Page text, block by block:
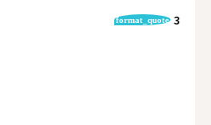
format_quote 3